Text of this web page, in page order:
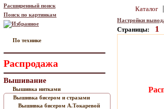
Расширенный поиск
Поиск по картинкам
Избранное
По технике
Распродажа
Вышивание
Вышивка нитками
Вышивка бисером и стразами
Вышивка бисером А.Токаревой
Каталог |
Настройки
Страницы: 1